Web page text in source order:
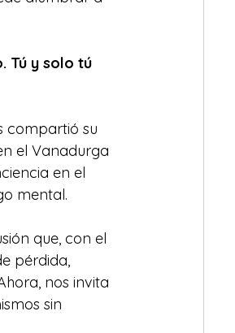
Tú y solo tú
compartió su
el Vanadurga
en el
mental.
que, con el
pérdida,
nos invita
sin